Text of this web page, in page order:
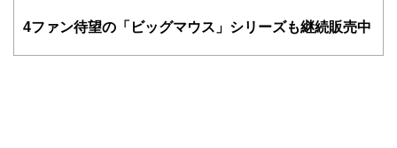
護士、税理士、宅地建物取引士、相続診断士、住宅ローンア
4ファン待望の「ビッグマウス」シリーズも継続販売中